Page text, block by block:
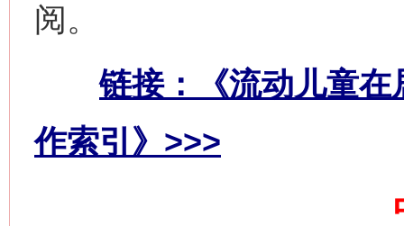
阅。
链接：《流动儿童
作索引》>>>